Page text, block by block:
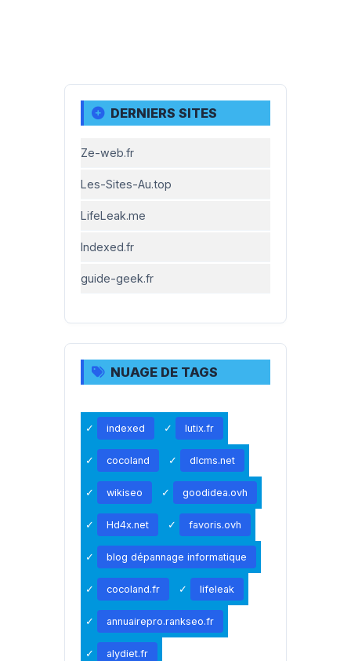
DERNIERS SITES
Ze-web.fr
Les-Sites-Au.top
LifeLeak.me
Indexed.fr
guide-geek.fr
NUAGE DE TAGS
indexed lutix.fr
cocoland dlcms.net
wikiseo goodidea.ovh
Hd4x.net favoris.ovh
blog dépannage informatique
cocoland.fr lifeleak
annuairepro.rankseo.fr
alydiet.fr